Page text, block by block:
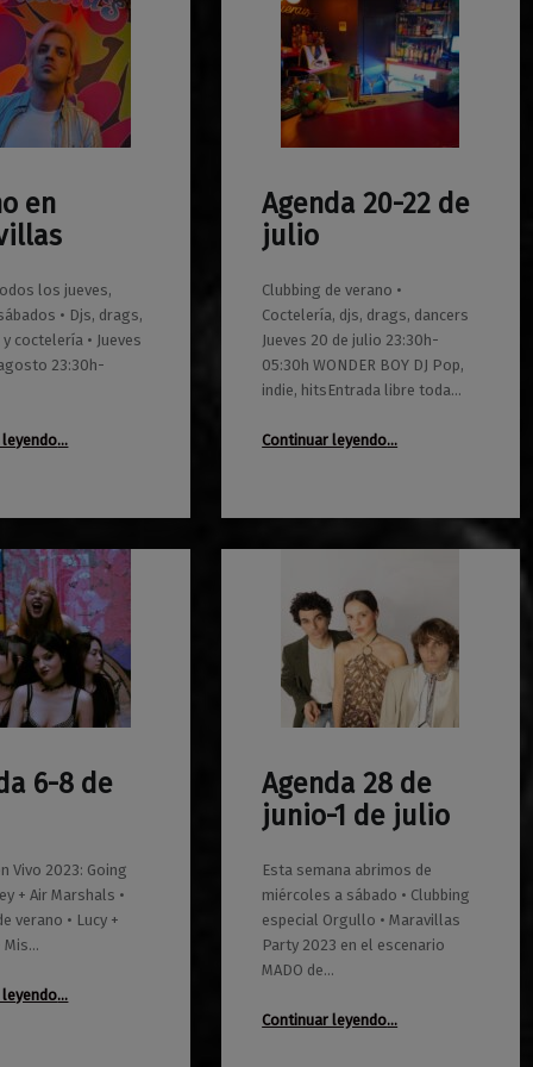
en
los jueves,
• Djs, drags,
coctelería • Jueves
23:30h-
…
Agenda 20-22 de
julio
Clubbing de verano •
Coctelería, djs, drags, dancers
Jueves 20 de julio 23:30h-
05:30h WONDER BOY DJ Pop,
indie, hitsEntrada libre toda…
Continuar leyendo…
18/07/2023
0
Maravillas
6-8 de
Vivo 2023: Going
+ Air Marshals •
verano • Lucy +
Mis…
…
Agenda 28 de
junio-1 de julio
Esta semana abrimos de
miércoles a sábado • Clubbing
especial Orgullo • Maravillas
Party 2023 en el escenario
MADO de…
Continuar leyendo“Agenda 28 de junio-1 de julio”
…
26/06/2023
0
Maravillas